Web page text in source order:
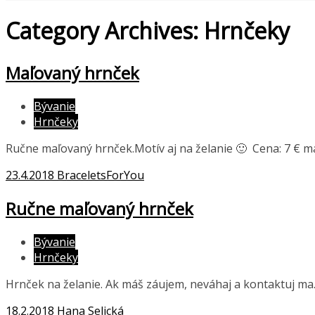
Category Archives: Hrnčeky
Maľovaný hrnček
Bývanie
Hrnčeky
Ručne maľovaný hrnček.Motív aj na želanie 🙂 Cena: 7 €
23.4.2018 BraceletsForYou
Ručne maľovaný hrnček
Bývanie
Hrnčeky
Hrnček na želanie. Ak máš záujem, neváhaj a kontaktuj
18.2.2018 Hana Selická